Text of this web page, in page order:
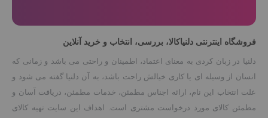
فروشگاه اینترنتی دلنیاکالا، بررسی، انتخاب و خرید آنلاین
دلنیا در زبان کردی به معنای اعتماد، اطمینان و راحتی می باشد و زمانی که
انسان از وسیله ای یا کاری خیالش راحت باشد، به آن دلنیا گفته می شود و
علت انتخاب این نام، ارائه اجناس مطمئن، خدمات مطمئن، دریافت آسان و
مطمئن کالای مورد درخواست مشتری است. اهداف این سایت تهیه کالای